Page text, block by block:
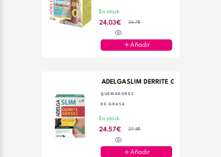
En stock
24.03€ 26.7€
Añadir
ADELGASLIM DERRITE GRASAS
QUEMADORES
DE GRASA
En stock
24.57€ 27.3€
Añadir